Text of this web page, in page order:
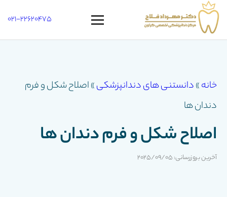
Open
021-22620475
خانه»دانستنی های دندانپزشکی»اصلاح شکل و فرم
دندان ها
اصلاح شکل و فرم دندان ها
آخرین بروزرسانی: 2025/09/05